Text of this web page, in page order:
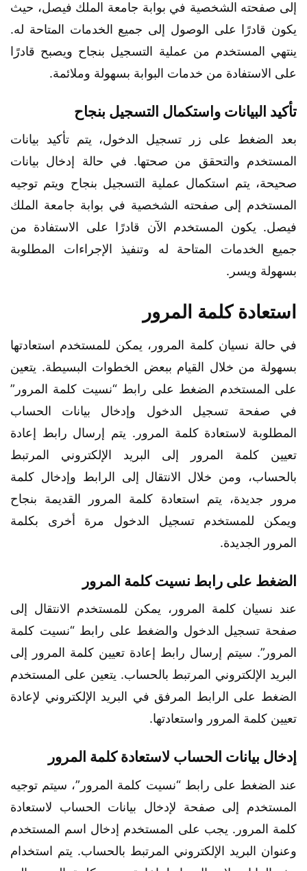
إلى صفحته الشخصية في بوابة جامعة الملك فيصل، حيث
يكون قادرًا على الوصول إلى جميع الخدمات المتاحة له.
ينتهي المستخدم من عملية التسجيل بنجاح ويصبح قادرًا
على الاستفادة من خدمات البوابة بسهولة وملائمة.
تأكيد البيانات واستكمال التسجيل بنجاح
بعد الضغط على زر تسجيل الدخول، يتم تأكيد بيانات
المستخدم والتحقق من صحتها. في حالة إدخال بيانات
صحيحة، يتم استكمال عملية التسجيل بنجاح ويتم توجيه
المستخدم إلى صفحته الشخصية في بوابة جامعة الملك
فيصل. يكون المستخدم الآن قادرًا على الاستفادة من
جميع الخدمات المتاحة له وتنفيذ الإجراءات المطلوبة
بسهولة ويسر.
استعادة كلمة المرور
في حالة نسيان كلمة المرور، يمكن للمستخدم استعادتها
بسهولة من خلال القيام ببعض الخطوات البسيطة. يتعين
على المستخدم الضغط على رابط “نسيت كلمة المرور”
في صفحة تسجيل الدخول وإدخال بيانات الحساب
المطلوبة لاستعادة كلمة المرور. يتم إرسال رابط إعادة
تعيين كلمة المرور إلى البريد الإلكتروني المرتبط
بالحساب، ومن خلال الانتقال إلى الرابط وإدخال كلمة
مرور جديدة، يتم استعادة كلمة المرور القديمة بنجاح
ويمكن للمستخدم تسجيل الدخول مرة أخرى بكلمة
المرور الجديدة.
الضغط على رابط نسيت كلمة المرور
عند نسيان كلمة المرور، يمكن للمستخدم الانتقال إلى
صفحة تسجيل الدخول والضغط على رابط “نسيت كلمة
المرور”. سيتم إرسال رابط إعادة تعيين كلمة المرور إلى
البريد الإلكتروني المرتبط بالحساب. يتعين على المستخدم
الضغط على الرابط المرفق في البريد الإلكتروني لإعادة
تعيين كلمة المرور واستعادتها.
إدخال بيانات الحساب لاستعادة كلمة المرور
عند الضغط على رابط “نسيت كلمة المرور”، سيتم توجيه
المستخدم إلى صفحة لإدخال بيانات الحساب لاستعادة
كلمة المرور. يجب على المستخدم إدخال اسم المستخدم
وعنوان البريد الإلكتروني المرتبط بالحساب. يتم استخدام